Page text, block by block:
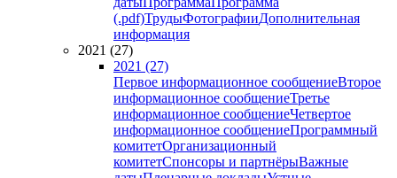
(.pdf)ТрудыФотографииДополнительная
информация
2021 (27)
2021 (27)
Первое информационное сообщениеВторое
информационное сообщениеТретье
информационное сообщениеЧетвертое
информационное сообщениеПрограммный
комитетОрганизационный
комитетСпонсоры и партнёрыВажные